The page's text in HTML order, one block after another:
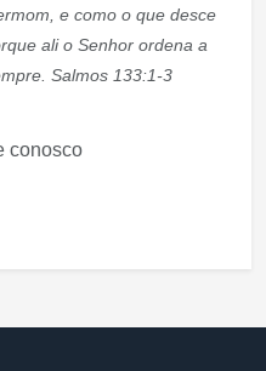
e como o que desce
ali o Senhor ordena a
Salmos 133:1-3
conosco